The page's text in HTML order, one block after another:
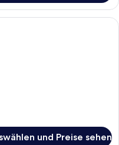
Schlafzimmer mit
und Preise sehen